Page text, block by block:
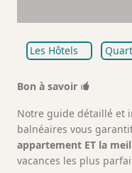
Les Hôtels
Bon à savoir
Notre guide détaillé et
balnéaires vous
appartement ET la
vacances les plus